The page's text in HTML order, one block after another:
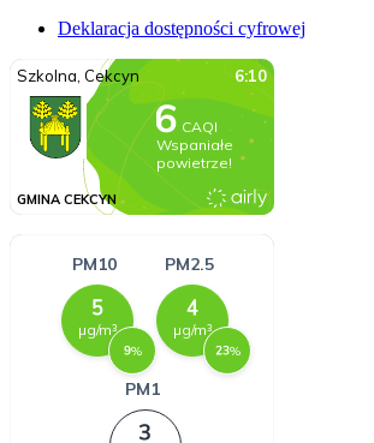
Deklaracja dostępności cyfrowej